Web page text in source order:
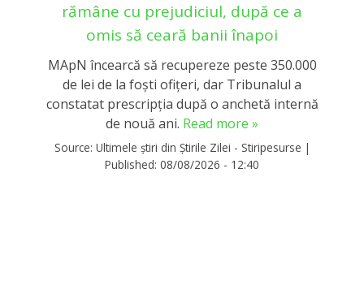
rămâne cu prejudiciul, după ce a
omis să ceară banii înapoi
MApN încearcă să recupereze peste 350.000
de lei de la foști ofițeri, dar Tribunalul a
constatat prescripția după o anchetă internă
de nouă ani. Read more »
Source: Ultimele știri din Știrile Zilei - Stiripesurse |
Published: 08/08/2026 - 12:40